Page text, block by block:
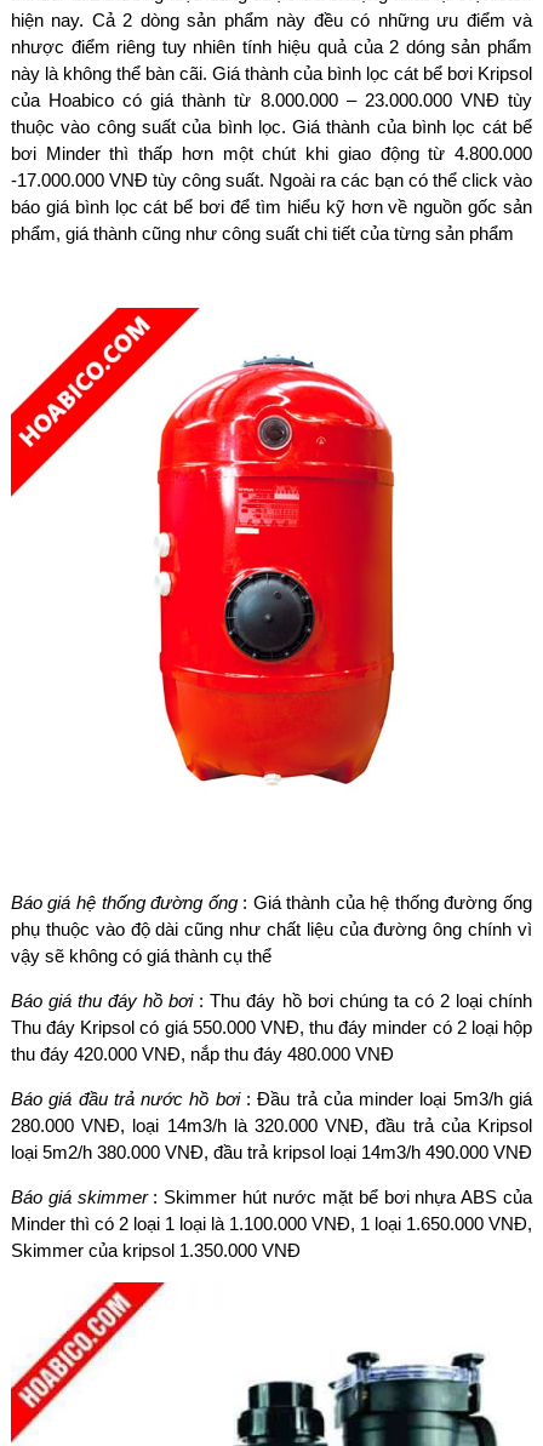
hiện nay. Cả 2 dòng sản phẩm này đều có những ưu điểm và
nhược điểm riêng tuy nhiên tính hiệu quả của 2 dóng sản phẩm
này là không thể bàn cãi. Giá thành của bình lọc cát bể bơi Kripsol
của Hoabico có giá thành từ 8.000.000 – 23.000.000 VNĐ tùy
thuộc vào công suất của bình lọc. Giá thành của bình lọc cát bể
bơi Minder thì thấp hơn một chút khi giao động từ 4.800.000
-17.000.000 VNĐ tùy công suất. Ngoài ra các bạn có thể click vào
báo giá bình lọc cát bể bơi để tìm hiểu kỹ hơn về nguồn gốc sản
phẩm, giá thành cũng như công suất chi tiết của từng sản phẩm
Báo giá hệ thống đường ống: Giá thành của hệ thống đường ống
phụ thuộc vào độ dài cũng như chất liệu của đường ông chính vì
vậy sẽ không có giá thành cụ thể
Báo giá thu đáy hồ bơi: Thu đáy hồ bơi chúng ta có 2 loại chính
Thu đáy Kripsol có giá 550.000 VNĐ, thu đáy minder có 2 loại hộp
thu đáy 420.000 VNĐ, nắp thu đáy 480.000 VNĐ
Báo giá đầu trả nước hồ bơi: Đầu trả của minder loại 5m3/h giá
280.000 VNĐ, loại 14m3/h là 320.000 VNĐ, đầu trả của Kripsol
loại 5m2/h 380.000 VNĐ, đầu trả kripsol loại 14m3/h 490.000 VNĐ
Báo giá skimmer: Skimmer hút nước mặt bể bơi nhựa ABS của
Minder thì có 2 loại 1 loại là 1.100.000 VNĐ, 1 loại 1.650.000 VNĐ,
Skimmer của kripsol 1.350.000 VNĐ